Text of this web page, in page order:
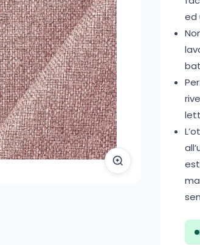
ed